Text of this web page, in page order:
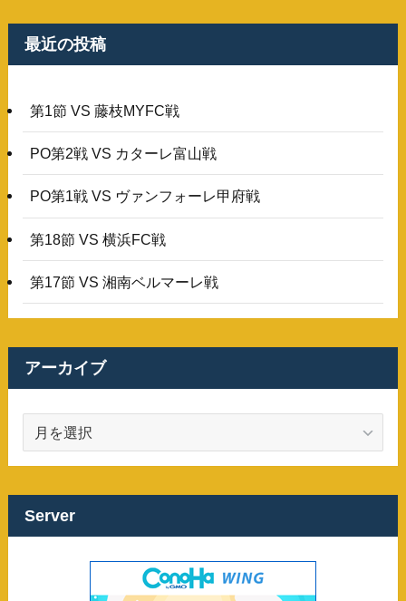
最近の投稿
第1節 VS 藤枝MYFC戦
PO第2戦 VS カターレ富山戦
PO第1戦 VS ヴァンフォーレ甲府戦
第18節 VS 横浜FC戦
第17節 VS 湘南ベルマーレ戦
アーカイブ
カ
イ
ブ
Server